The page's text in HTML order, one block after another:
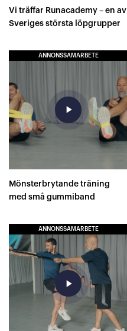
Vi träffar Runacademy – en av
Sveriges största löpgrupper
ANNONSSAMARBETE
play_arrow
Mönsterbrytande träning
med små gummiband
ANNONSSAMARBETE
play_arrow